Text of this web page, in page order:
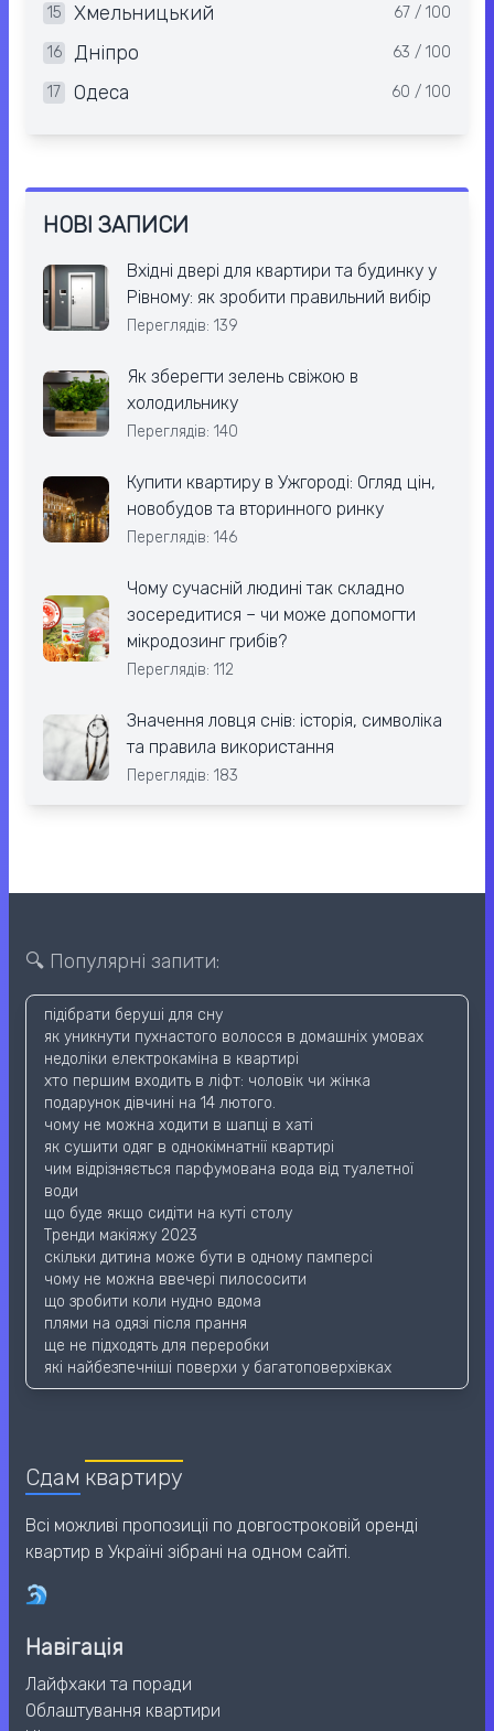
15 Хмельницький 67 / 100
16 Дніпро 63 / 100
17 Одеса 60 / 100
НОВІ ЗАПИСИ
Вхідні двері для квартири та будинку у
Рівному: як зробити правильний вибір
Переглядів: 139
Як зберегти зелень свіжою в
холодильнику
Переглядів: 140
Купити квартиру в Ужгороді: Огляд цін,
новобудов та вторинного ринку
Переглядів: 146
Чому сучасній людині так складно
зосередитися – чи може допомогти
мікродозинг грибів?
Переглядів: 112
Значення ловця снів: історія, символіка
та правила використання
Переглядів: 183
🔍 Популярні запити:
підібрати беруші для сну
як уникнути пухнастого волосся в домашніх умовах
недоліки електрокаміна в квартирі
хто першим входить в ліфт: чоловік чи жінка
подарунок дівчині на 14 лютого.
чому не можна ходити в шапці в хаті
як сушити одяг в однокімнатнії квартирі
чим відрізняється парфумована вода від туалетної
води
що буде якщо сидіти на куті столу
Тренди макіяжу 2023
скільки дитина може бути в одному памперсі
чому не можна ввечері пилососити
що зробити коли нудно вдома
плями на одязі після прання
ще не підходять для переробки
які найбезпечніші поверхи у багатоповерхівках
Сдам квартиру
Всі можливі пропозиціі по довгостроковій оренді
квартир в Україні зібрані на одном сайті.
Навігація
Лайфхаки та поради
Облаштування квартири